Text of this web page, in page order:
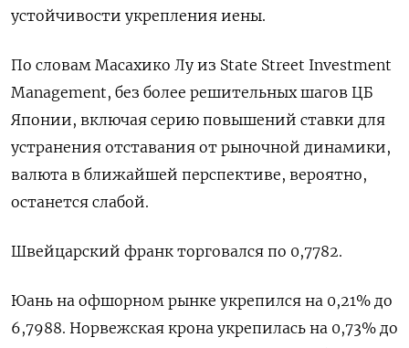
устойчивости укрепления иены.
По словам Масахико Лу из State Street Investment
Management, без более решительных шагов ЦБ
Японии, включая серию повышений ставки для
устранения отставания от рыночной динамики,
валюта в ближайшей перспективе, вероятно,
останется слабой.
Швейцарский франк торговался по 0,7782.
Юань на офшорном рынке укрепился на 0,21% до
6,7988. Норвежская крона укрепилась на 0,73% до